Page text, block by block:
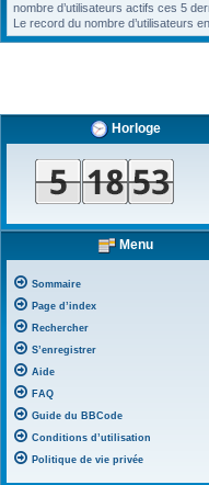
nombre d’utilisateurs actifs ces 5
Le record du nombre d’utilisateurs
Horloge
Menu
Sommaire
Page d’index
Rechercher
S’enregistrer
Aide
FAQ
Guide du BBCode
Conditions d’utilisation
Politique de vie privée